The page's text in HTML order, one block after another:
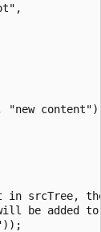
"new
in srcTree,
be added to